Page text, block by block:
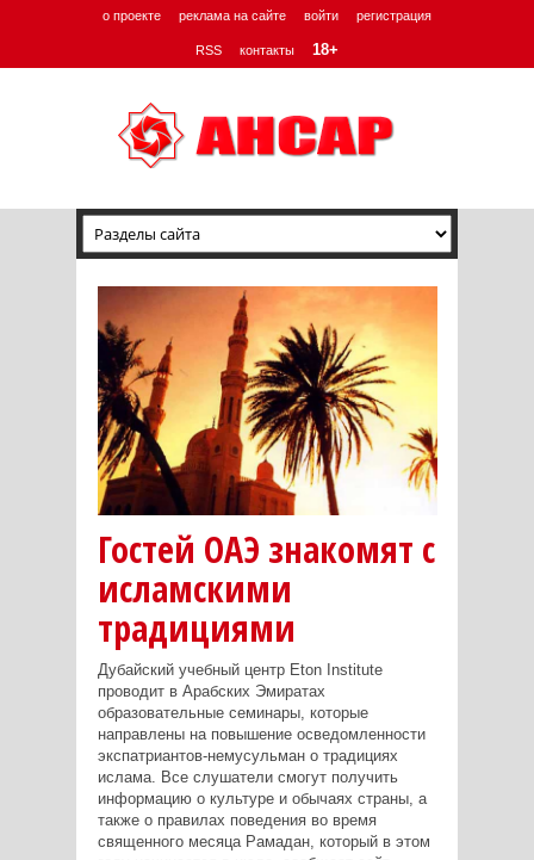
о проекте реклама на сайте войти регистрация
RSS контакты 18+
Гостей ОАЭ знакомят с
исламскими
традициями
Дубайский учебный центр Eton Institute
проводит в Арабских Эмиратах
образовательные семинары, которые
направлены на повышение осведомленности
экспатриантов-немусульман о традициях
ислама. Все слушатели смогут получить
информацию о культуре и обычаях страны, а
также о правилах поведения во время
священного месяца Рамадан, который в этом